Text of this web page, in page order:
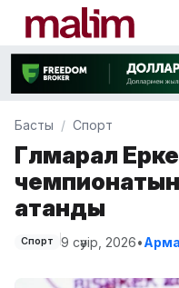
Басты Спорт
Гүлмарал
атанды
Спорт 9 сәуір, 2026•